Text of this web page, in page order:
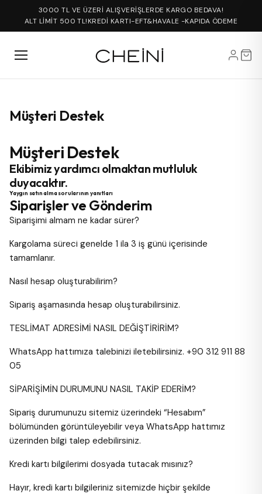
3000 TL VE ÜZERİ ALIŞVERİŞLERDE KARGO BEDAVA!
ALT LİMİT 500 TL!KREDİ KARTI-EFT&HAVALE -KAPIDA ÖDEME
Müşteri Destek
Müşteri Destek
Ekibimiz yardımcı olmaktan mutluluk
duyacaktır.
Yaygın satın alma sorularının yanıtları
Siparişler ve Gönderim
Siparişimi almam ne kadar sürer?
Kargolama süreci genelde 1 ila 3 iş günü içerisinde
tamamlanır.
Nasıl hesap oluşturabilirim?
Sipariş aşamasında hesap oluşturabilirsiniz.
TESLİMAT ADRESİMİ NASIL DEĞİŞTİRİRİM?
WhatsApp hattımıza talebinizi iletebilirsiniz. +90 312 911 88
05
SİPARİŞİMİN DURUMUNU NASIL TAKİP EDERİM?
Sipariş durumunuzu sitemiz üzerindeki “Hesabım”
bölümünden görüntüleyebilir veya WhatsApp hattımız
üzerinden bilgi talep edebilirsiniz.
Kredi kartı bilgilerimi dosyada tutacak mısınız?
Hayır, kredi kartı bilgileriniz sitemizde hiçbir şekilde